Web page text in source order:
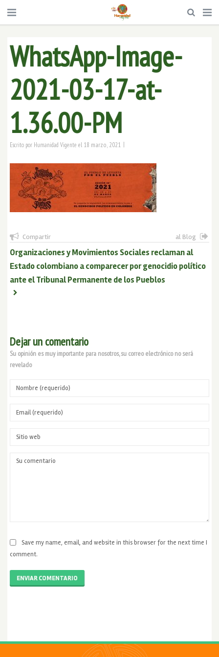
WhatsApp-Image-
2021-03-17-at-
1.36.00-PM
Escrito por Humanidad Vigente el 18 marzo, 2021 |
Compartir al Blog
Organizaciones y Movimientos Sociales reclaman al
Estado colombiano a comparecer por genocidio político
ante el Tribunal Permanente de los Pueblos
Dejar un comentario
Su opinión es muy importante para nosotros, su correo electrónico no será
revelado
Save my name, email, and website in this browser for the next time I
comment.
ENVIAR COMENTARIO